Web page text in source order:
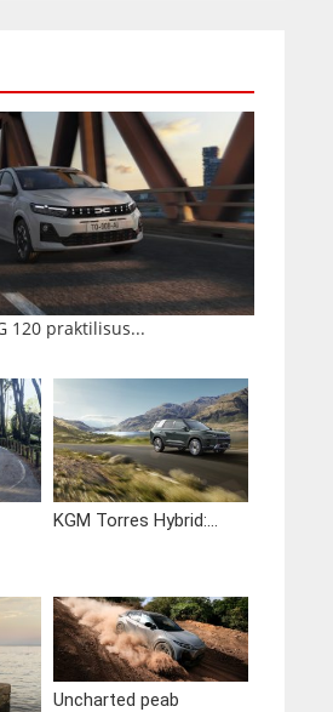
120 praktilisus...
KGM Torres Hybrid:...
Uncharted peab